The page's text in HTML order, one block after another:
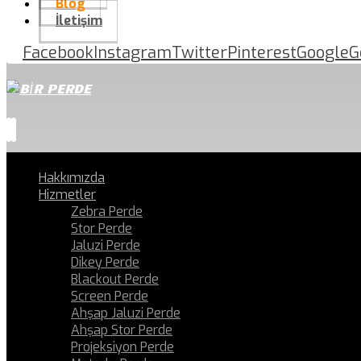
Blog
İletişim
FacebookInstagramTwitterPinterestGoogle
Hakkımızda
Hizmetler
Zebra Perde
Stor Perde
Jaluzi Perde
Dikey Perde
Blackout Perde
Screen Perde
Ahşap Jaluzi Perde
Ahşap Stor Perde
Projeksiyon Perde